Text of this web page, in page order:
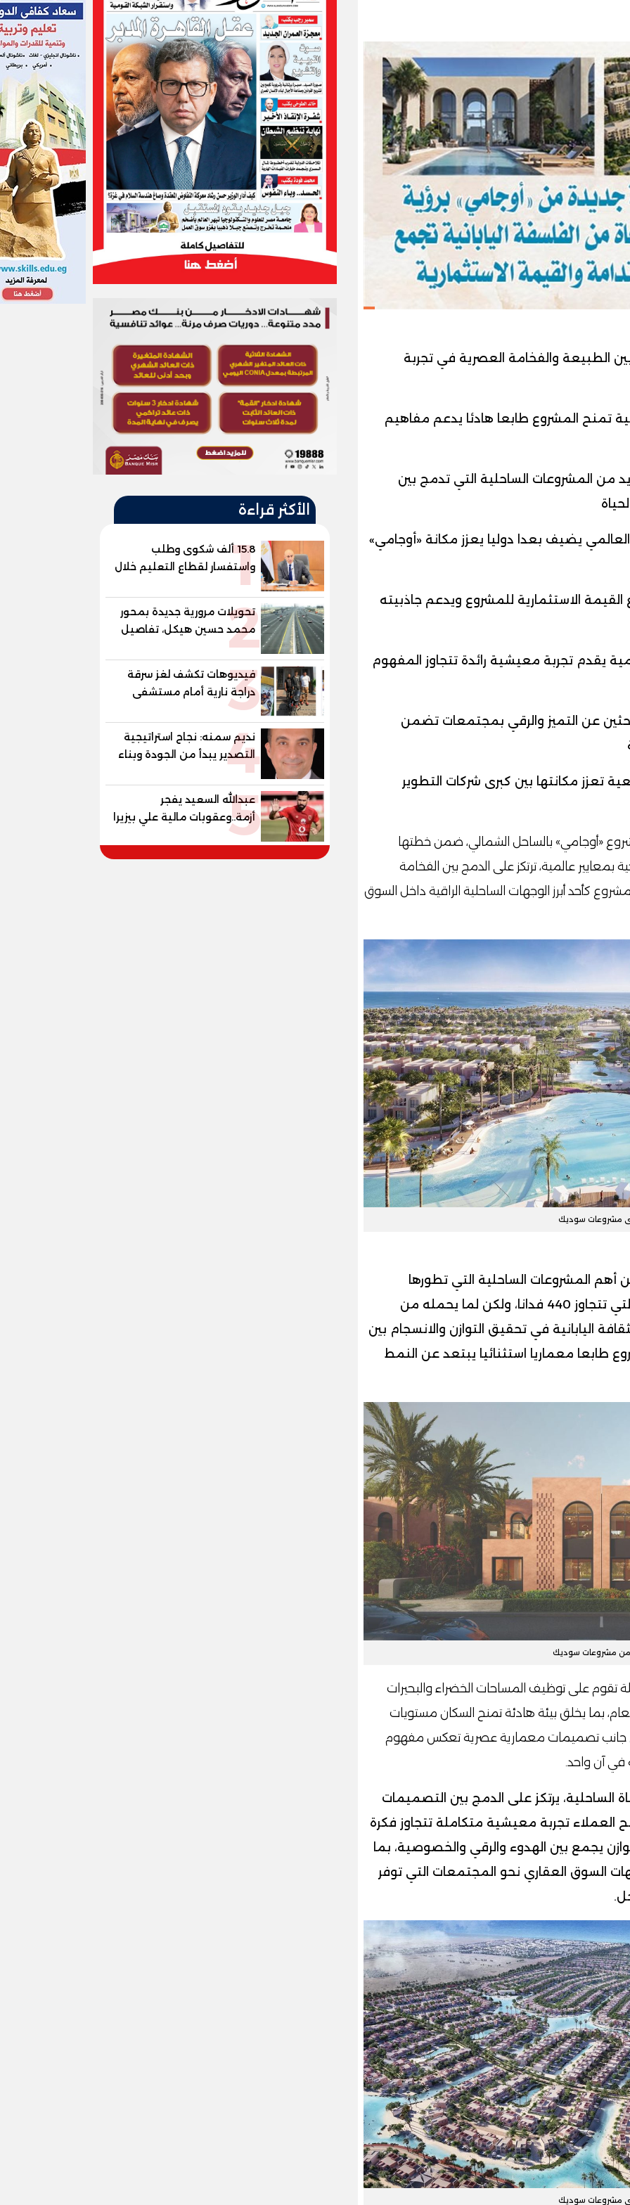
الطبيعة والفخامة العصرية في تجربة
تمنح المشروع طابعا هادئا يدعم مفاهيم
من المشروعات الساحلية التي تدمج بين
يضيف بعدا دوليا يعزز مكانة «أوجامي»
الاستثمارية للمشروع ويدعم جاذبيته
يقدم تجربة معيشية رائدة تتجاوز المفهوم
عن التميز والرقي بمجتمعات تضمن
تعزز مكانتها بين كبرى شركات التطوير
«أوجامي» بالساحل الشمالي، ضمن خطتها
عالمية، ترتكز على الدمج بين الفخامة
كأحد أبرز الوجهات الساحلية الراقية داخل السوق
مشروعات سوديك
أهم المشروعات الساحلية التي تطورها
«سوديك»، ليس فقط بسبب مساحته التي تتجاوز 440 فدانا، ولكن لما يحمله من
اليابانية في تحقيق التوازن والانسجام بين
طابعا معماريا استثنائيا يبتعد عن النمط
من مشروعات سوديك
تقوم على توظيف المساحات الخضراء والبحيرات
بما يخلق بيئة هادئة تمنح السكان مستويات
جانب تصميمات معمارية عصرية تعكس مفهوم
في آن واحد.
الساحلية، يرتكز على الدمج بين التصميمات
العملاء تجربة معيشية متكاملة تتجاوز فكرة
يجمع بين الهدوء والرقي والخصوصية، بما
السوق العقاري نحو المجتمعات التي توفر
مشروعات سوديك
الأكثر قراءة
115.8 ألف شكوى وطلب
واستفسار لقطاع التعليم خلال
يوليو.. استجابة فعالة لشكاوى
الطلاب وأولياء الأمور
2
تحويلات مرورية جديدة بمحور
محمد حسين هيكل، تفاصيل
الغلق على مرحلتين
3
فيديوهات تكشف لغز سرقة
دراجة نارية أمام مستشفى
بمدينة نصر
4
نديم سمنه: نجاح استراتيجية
التصدير يبدأ من الجودة وبناء
الثقة في شعار "صنع في
مصر"
5
عبدالله السعيد يفجر
أزمة..وعقوبات مالية علي بيزيرا
وبانزا